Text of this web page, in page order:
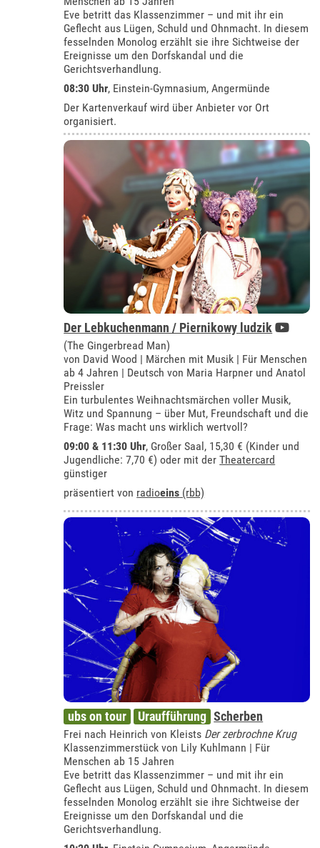
Eve betritt das Klassenzimmer – und mit ihr ein
Geflecht aus Lügen, Schuld und Ohnmacht. In diesem
fesselnden Monolog erzählt sie ihre Sichtweise der
Ereignisse um den Dorfskandal und die
Gerichtsverhandlung.
08:30 Uhr, Einstein-Gymnasium, Angermünde
Der Kartenverkauf wird über Anbieter vor Ort
organisiert.
Der Lebkuchenmann / Piernikowy ludzik
(The Gingerbread Man)
von David Wood | Märchen mit Musik | Für Menschen
ab 4 Jahren | Deutsch von Maria Harpner und Anatol
Preissler
Ein turbulentes Weihnachtsmärchen voller Musik,
Witz und Spannung – über Mut, Freundschaft und die
Frage: Was macht uns wirklich wertvoll?
09:00 & 11:30 Uhr, Großer Saal , 15,30 € (Kinder und
Jugendliche: 7,70 €) oder mit derTheatercard
günstiger
präsentiert von radioeins (rbb)
ubs on tour Uraufführung Scherben
Frei nach Heinrich von Kleists Der zerbrochne Krug
Klassenzimmerstück von Lily Kuhlmann | Für
Menschen ab 15 Jahren
Eve betritt das Klassenzimmer – und mit ihr ein
Geflecht aus Lügen, Schuld und Ohnmacht. In diesem
fesselnden Monolog erzählt sie ihre Sichtweise der
Ereignisse um den Dorfskandal und die
Gerichtsverhandlung.